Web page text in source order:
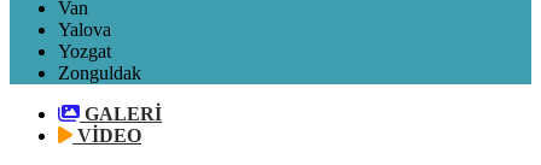
Van
Yalova
Yozgat
Zonguldak
GALERİ
VİDEO